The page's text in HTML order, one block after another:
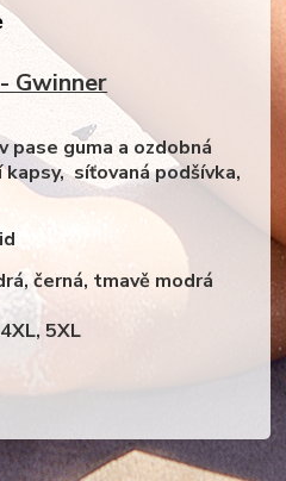
Gwinner
guma a ozdobná
síťovaná podšívka,
černá, tmavě modrá
5XL